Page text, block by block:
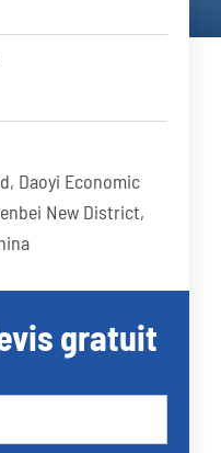
Daoyi Economic
New District,
gratuit